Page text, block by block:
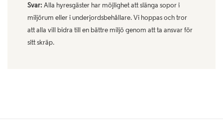
Svar: Alla hyresgäster har möjlighet att slänga sopor i
miljörum eller i underjordsbehållare. Vi hoppas och tror
att alla vill bidra till en bättre miljö genom att ta ansvar för
sitt skräp.